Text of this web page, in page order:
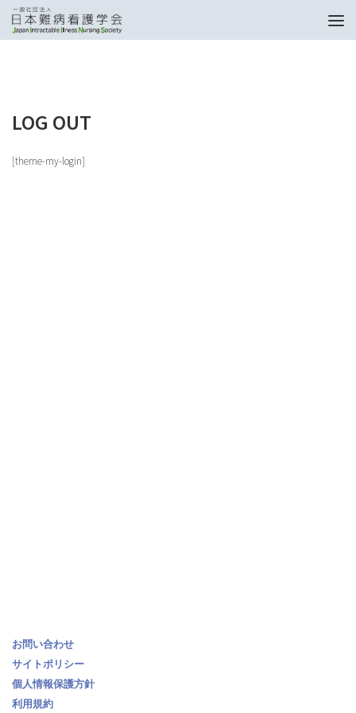
LOG OUT
[theme-my-login]
お問い合わせ
サイトポリシー
個人情報保護方針
利用規約